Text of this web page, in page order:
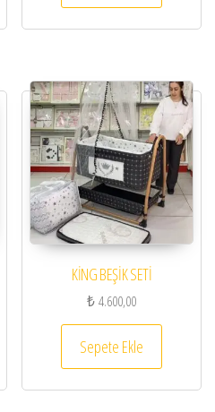
KİNG BEŞİK SETİ
₺4.600,00
Sepete Ekle